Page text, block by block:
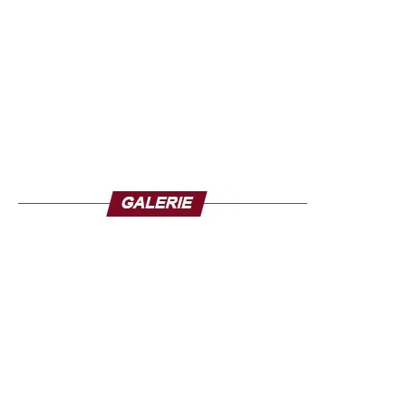
décrypter son parcours, son discours et son impact sur la